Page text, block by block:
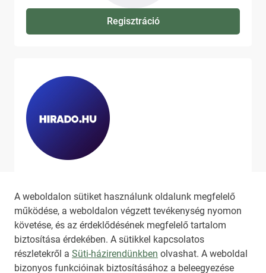
A weboldalon sütiket használunk oldalunk megfelelő
működése, a weboldalon végzett tevékenység nyomon
követése, és az érdeklődésének megfelelő tartalom
biztosítása érdekében. A sütikkel kapcsolatos
részletekről a Süti-házirendünkben olvashat. A weboldal
bizonyos funkcióinak biztosításához a beleegyezése
Regisztráció
látni, látogassa meg ahirado.hu
oldalát!